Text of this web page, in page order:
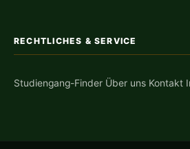
RECHTLICHES & SERVICE
Studiengang-Finder Über uns Kontakt